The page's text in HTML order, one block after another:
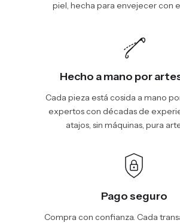
piel, hecha para envejecer con
Hecho a mano por
Cada pieza está cosida a mano
expertos con décadas de
atajos, sin máquinas, pura
Pago seguro
Compra con confianza. Cada